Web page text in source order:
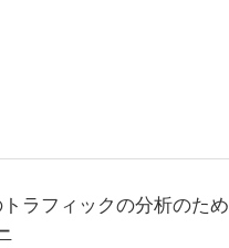
ラフィックの分析のため